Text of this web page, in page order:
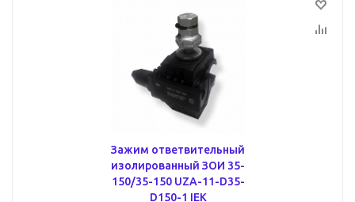
Зажим ответвительный
изолированный ЗОИ 35-
150/35-150 UZA-11-D35-
D150-1 IEK